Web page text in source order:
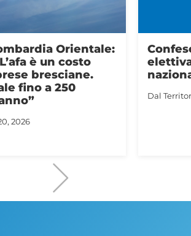
assemblea
il Presidente
25, 2026
finite
Dal